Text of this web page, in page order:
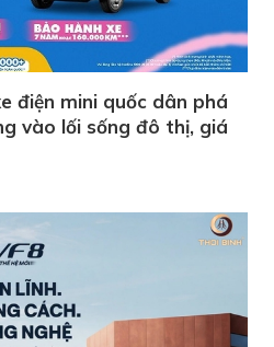
điện mini quốc dân phá
vào lối sống đô thị, giá